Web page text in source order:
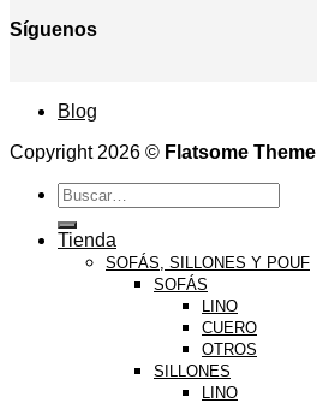
Síguenos
Blog
Copyright 2026 © Flatsome Theme
Buscar
por:
Tienda
SOFÁS, SILLONES Y POUF
SOFÁS
LINO
CUERO
OTROS
SILLONES
LINO